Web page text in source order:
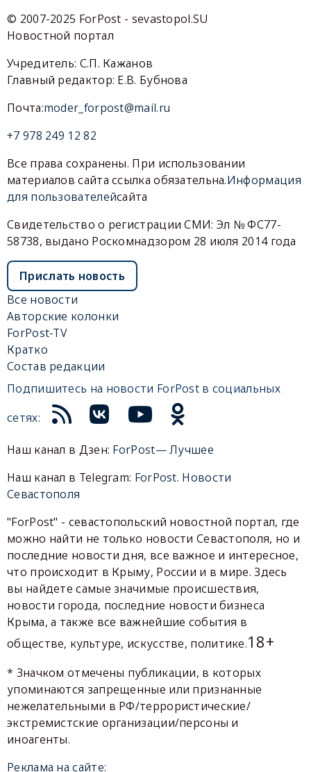
© 2007-2025 ForPost - sevastopol.SU
Новостной портал
Учредитель: С.П. Кажанов
Главный редактор: Е.В. Бубнова
Почта:moder_forpost@mail.ru
+7 978 249 12 82
Все права сохранены. При использовании
материалов сайта ссылка обязательна.Информация
для пользователейсайта
Свидетельство о регистрации СМИ: Эл № ФС77-
58738, выдано Роскомнадзором 28 июля 2014 года
Прислать новость
Все новости
Авторские колонки
ForPost-TV
Кратко
Состав редакции
Подпишитесь на новости ForPost в социальных
сетях:
Наш канал в Дзен: ForPost— Лучшее
Наш канал в Telegram: ForPost. Новости
Севастополя
"ForPost" - севастопольский новостной портал, где
можно найти не только новости Севастополя, но и
последние новости дня, все важное и интересное,
что происходит в Крыму, России и в мире. Здесь
вы найдете самые значимые происшествия,
новости города, последние новости бизнеса
Крыма, а также все важнейшие события в
обществе, культуре, искусстве, политике.18+
* Значком отмечены публикации, в которых
упоминаются запрещенные или признанные
нежелательными в РФ/террористические/
экстремистские организации/персоны и
иноагенты.
Реклама на сайте: